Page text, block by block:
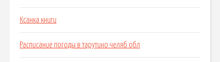
Ксанка книги
Расписание погоды в тарутино челяб обл